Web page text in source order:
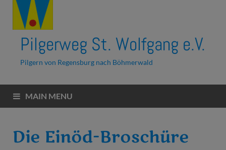
Pilgerweg St. Wolfgang e.V.
Pilgern von Regensburg nach Böhmerwald
MAIN MENU
Die Einöd-Broschüre